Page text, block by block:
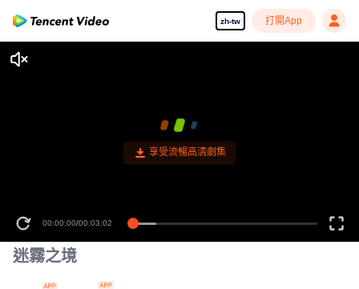
zh-tw 打開App
享受流暢高清劇集
00:00:00/00:03:02
迷霧之境